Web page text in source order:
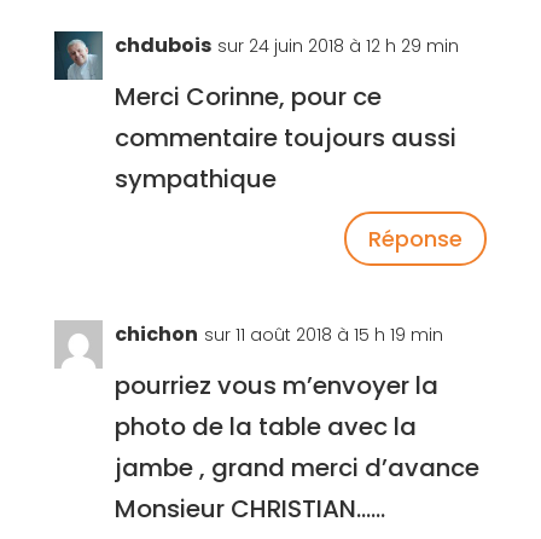
chdubois sur 24 juin 2018 à 12 h 29 min
Merci Corinne, pour ce
commentaire toujours aussi
sympathique
Réponse
chichon sur 11 août 2018 à 15 h 19 min
pourriez vous m’envoyer la
photo de la table avec la
jambe , grand merci d’avance
Monsieur CHRISTIAN……